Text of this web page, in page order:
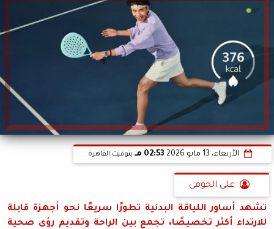
الأربعاء، 13 مايو 2026 02:53 مـ بتوقيت القاهرة
على الحوفى
تشهد أساور اللياقة البدنية تطورًا سريعًا نحو أجهزة قابلة
للارتداء أكثر تخصيصًا، تجمع بين الراحة وتقديم رؤى صحية